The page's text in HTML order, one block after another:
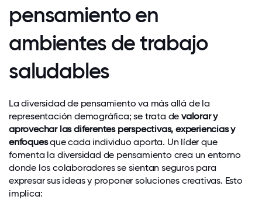
pensamiento en
ambientes de trabajo
saludables
La diversidad de pensamiento va más allá de la
representación demográfica; se trata de valorar y
aprovechar las diferentes perspectivas, experiencias y
enfoquesque cada individuo aporta. Un líder que
fomenta la diversidad de pensamiento crea un entorno
donde los colaboradores se sientan seguros para
expresar sus ideas y proponer soluciones creativas. Esto
implica: